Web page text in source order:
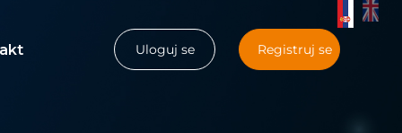
Uloguj se Registruj se